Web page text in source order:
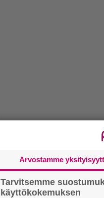
Arvostamme
Tarvitsemme
käyttökokemuksen